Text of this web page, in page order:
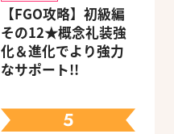
【FGO攻略】初級編
その12★概念礼装強
化＆進化でより強力
なサポート!!
5